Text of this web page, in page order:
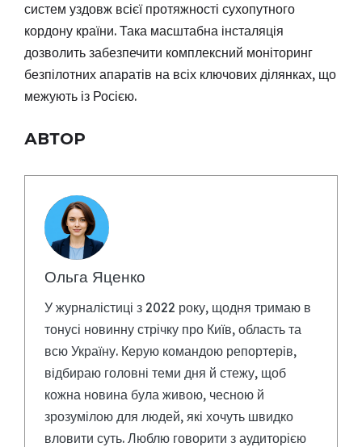
систем уздовж всієї протяжності сухопутного
кордону країни. Така масштабна інсталяція
дозволить забезпечити комплексний моніторинг
безпілотних апаратів на всіх ключових ділянках, що
межують із Росією.
АВТОР
Ольга Яценко
У журналістиці з 2022 року, щодня тримаю в
тонусі новинну стрічку про Київ, область та
всю Україну. Керую командою репортерів,
відбираю головні теми дня й стежу, щоб
кожна новина була живою, чесною й
зрозумілою для людей, які хочуть швидко
вловити суть. Люблю говорити з аудиторією